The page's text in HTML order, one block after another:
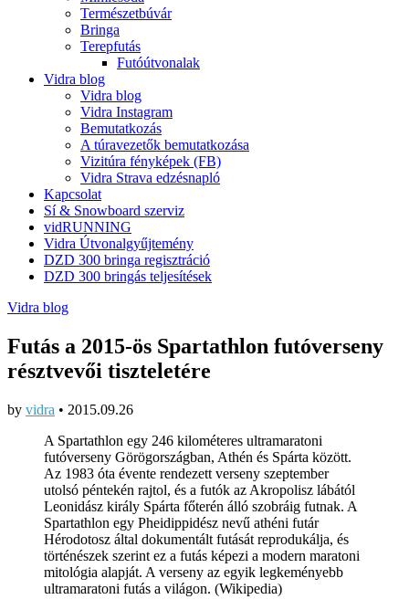
Természetbúvár
Bringa
Terepfutás
Futóútvonalak
Vidra blog
Vidra blog
Vidra Instagram
Bemutatkozás
A túravezetők bemutatkozása
Vizitúra fényképek (FB)
Vidra Strava edzésnapló
Kapcsolat
Sí & Snowboard szerviz
vidRUNNING
Vidra Útvonalgyűjtemény
DZD 300 bringa regisztráció
DZD 300 bringás teljesítések
Vidra blog
Futás a 2015-ös Spartathlon futóverseny
résztvevői tiszteletére
by vidra • 2015.09.26
A Spartathlon egy 246 kilométeres ultramaratoni
futóverseny Görögországban, Athén és Spárta között.
Az 1983 óta évente rendezett verseny szeptember
utolsó péntekén rajtol, és a futók az Akropolisz lábától
Leonidász király Spárta főterén álló szobráig futnak. A
Spartathlon egy Pheidippidész nevű athéni futár
Hérodotosz által dokumentált futását reprodukálja, és
történészek szerint ez a futás képezi a modern maratoni
mitológia alapját. A verseny az egyik legkeményebb
ultramaratoni futás a világon. (Wikipedia)